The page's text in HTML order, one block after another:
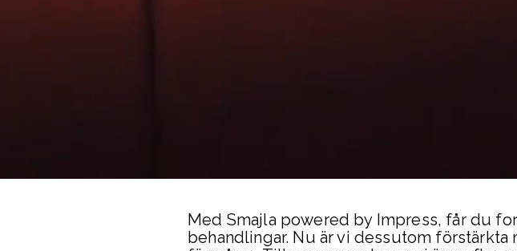
Med Smajla powered by Impress, får du
behandlingar. Nu är vi dessutom